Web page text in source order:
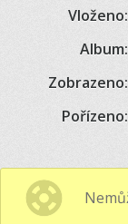
Vloženo:
Album:
Zobrazeno:
Pořízeno: